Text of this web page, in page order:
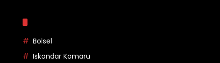
Bolsel
Iskandar Kamaru